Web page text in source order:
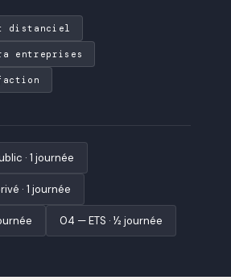
distanciel
entreprises
· 1 journée
· 1 journée
04 — ETS · ½ journée